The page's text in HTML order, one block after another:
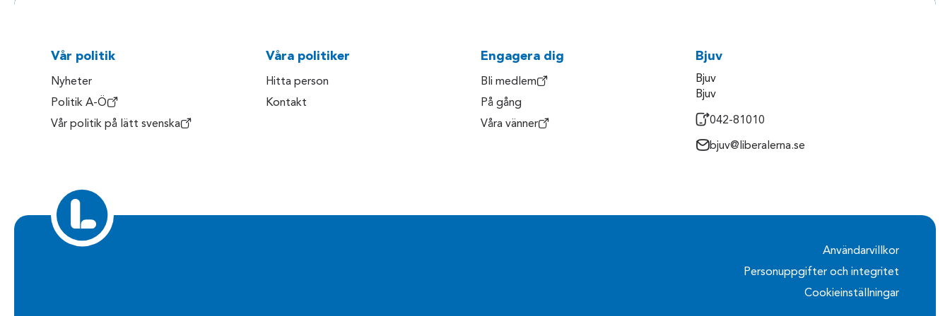
Vår politik
Nyheter
Politik A-Ö
Vår politik på lätt svenska
Våra politiker
Hitta person
Kontakt
Engagera dig
Bli medlem
På gång
Våra vänner
Bjuv
Bjuv
Bjuv
042-81010
bjuv@liberalerna.se
Användarvillkor
Personuppgifter och integritet
Cookieinställningar